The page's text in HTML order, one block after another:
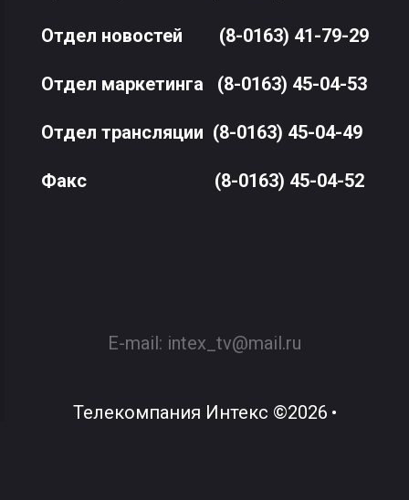
Отдел новостей (8-0163) 41-79-29
Отдел маркетинга (8-0163) 45-04-53
Отдел трансляции (8-0163) 45-04-49
Факс(8-0163) 45-04-52
E-mail: intex_tv@mail.ru
Телекомпания Интекс ©2026